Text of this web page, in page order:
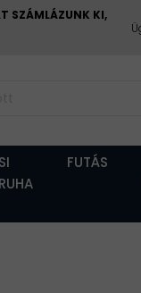
SZÁMLÁZUNK KI,
SI
RUHA
FUTÁS